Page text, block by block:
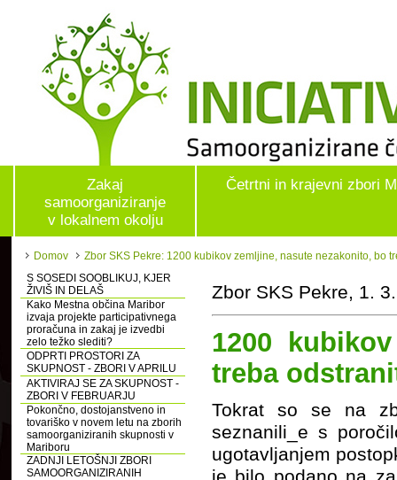
Zakaj
samoorganiziranje
v lokalnem okolju
Četrtni in krajevni zbori
Domov
Zbor SKS Pekre: 1200 kubikov zemljine, nasute nezakonito, bo
S SOSEDI SOOBLIKUJ, KJER
ŽIVIŠ IN DELAŠ
Kako Mestna občina Maribor
izvaja projekte participativnega
proračuna in zakaj je izvedbi
zelo težko slediti?
ODPRTI PROSTORI ZA
SKUPNOST - ZBORI V APRILU
AKTIVIRAJ SE ZA SKUPNOST -
ZBORI V FEBRUARJU
Pokončno, dostojanstveno in
tovariško v novem letu na zborih
samoorganiziranih skupnosti v
Mariboru
ZADNJI LETOŠNJI ZBORI
SAMOORGANIZIRANIH
Zbor SKS Pekre, 1.
1200
treba
Tokrat so se na
seznanili_e s
ugotavljanjem